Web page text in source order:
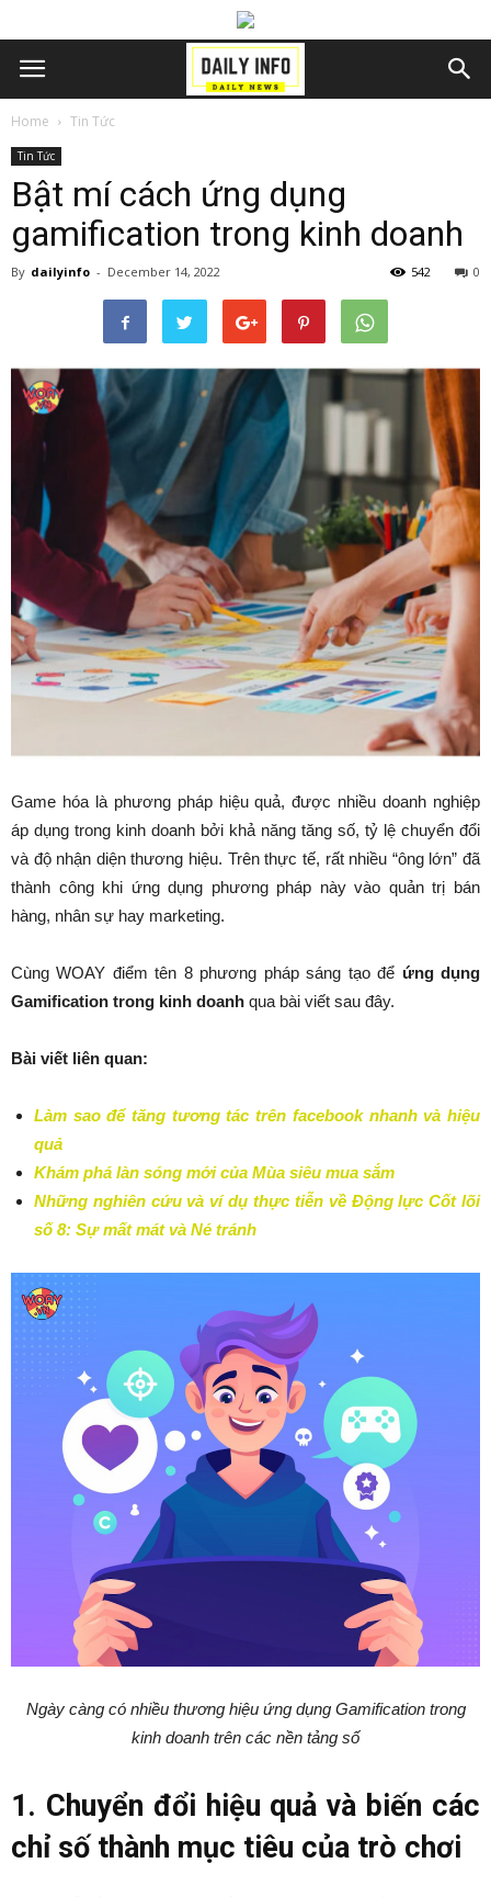
Home Tin Tức
Tin Tức
Bật mí cách ứng dụng
gamification trong kinh doanh
By dailyinfo - December 14, 2022 0
542
Game hóa là phương pháp hiệu quả, được nhiều doanh nghiệp
áp dụng trong kinh doanh bởi khả năng tăng số, tỷ lệ chuyển đổi
và độ nhận diện thương hiệu. Trên thực tế, rất nhiều “ông lớn” đã
thành công khi ứng dụng phương pháp này vào quản trị bán
hàng, nhân sự hay marketing.
Cùng WOAY điểm tên 8 phương pháp sáng tạo để ứng dụng
Gamification trong kinh doanh qua bài viết sau đây.
Bài viết liên quan:
Làm sao để tăng tương tác trên facebook nhanh và hiệu
quả
Khám phá làn sóng mới của Mùa siêu mua sắm
Những nghiên cứu và ví dụ thực tiễn về Động lực Cốt lõi
số 8: Sự mất mát và Né tránh
Ngày càng có nhiều thương hiệu ứng dụng Gamification trong
kinh doanh trên các nền tảng số
1. Chuyển đổi hiệu quả và biến các
chỉ số thành mục tiêu của trò chơi